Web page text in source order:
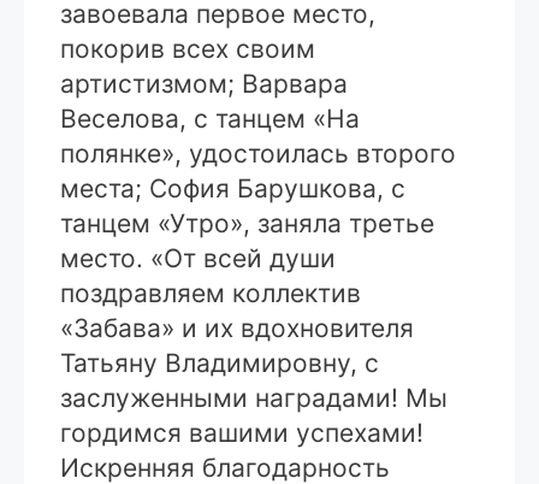
завоевала первое место,
покорив всех своим
артистизмом; Варвара
Веселова, с танцем «На
полянке», удостоилась второго
места; София Барушкова, с
танцем «Утро», заняла третье
место. «От всей души
поздравляем коллектив
«Забава» и их вдохновителя
Татьяну Владимировну, с
заслуженными наградами! Мы
гордимся вашими успехами!
Искренняя благодарность